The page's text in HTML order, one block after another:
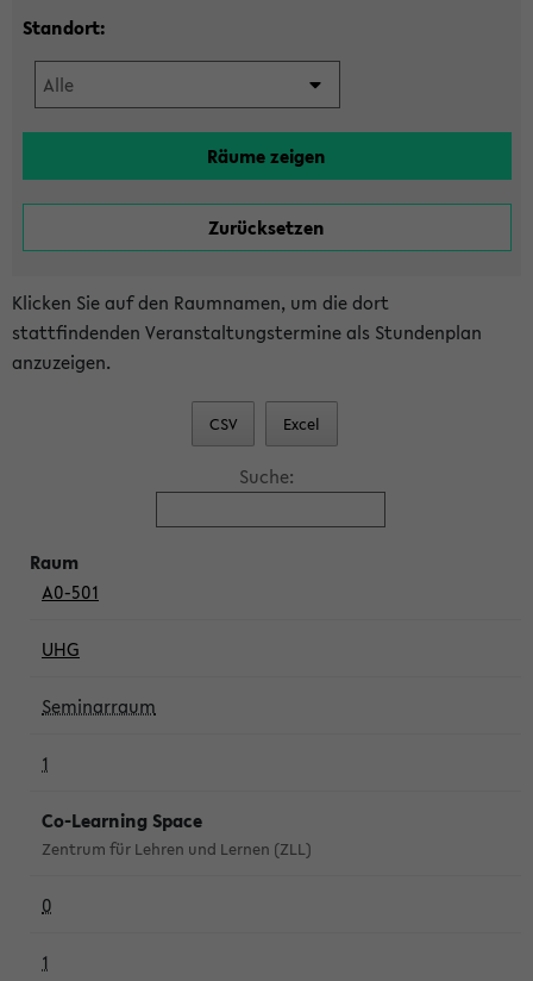
Standort:
Klicken Sie auf den Raumnamen, um die dort
stattfindenden Veranstaltungstermine als Stundenplan
anzuzeigen.
CSV Excel
Suche:
A0-501
UHG
Seminarraum
1
Co-Learning Space
Zentrum für Lehren und Lernen (ZLL)
0
1